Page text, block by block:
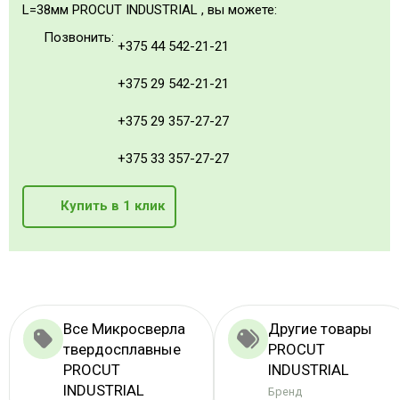
L=38мм PROCUT INDUSTRIAL , вы можете:
Позвонить:
+375 44 542-21-21
+375 29 542-21-21
+375 29 357-27-27
+375 33 357-27-27
Купить в 1 клик
Все Микросверла
твердосплавные
PROCUT
INDUSTRIAL
Другие товары
PROCUT
INDUSTRIAL
Бренд